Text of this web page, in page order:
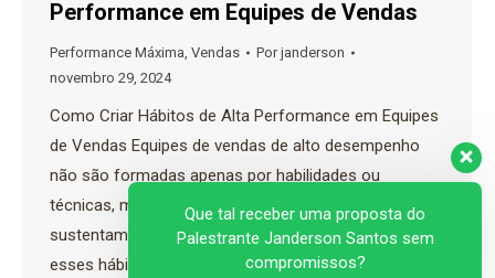
Performance em Equipes de Vendas
Performance Máxima, Vendas Porjanderson
novembro 29, 2024
Como Criar Hábitos de Alta Performance em Equipes
de Vendas Equipes de vendas de alto desempenho
não são formadas apenas por habilidades ou
técnicas, mas por hábitos consistentes que
sustentam a excelência ao longo do tempo. Criar
esses hábitos exige esforço contínuo, disciplina e
Que tal receber uma proposta do
Palestrante Janderson Santos sem
compromissos?